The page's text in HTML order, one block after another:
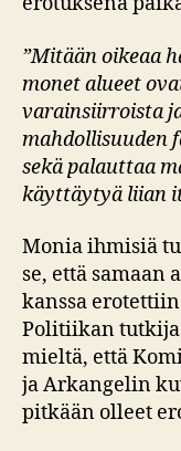
”Mitään oikeaa
monet alueet
varainsiirroista
mahdollisuuden
sekä palauttaa
käyttäytyä liian
Monia ihmisiä
se, että samaan
kanssa
Politiikan tutkija
mieltä, että
ja Arkangelin
pitkään olleet